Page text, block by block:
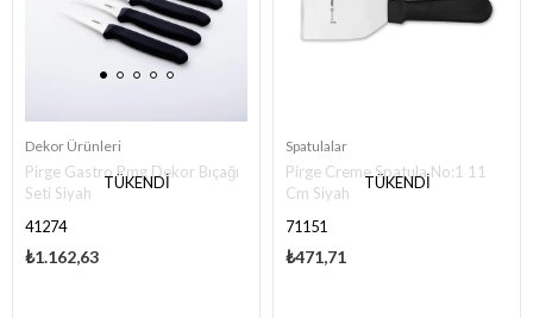
TÜKENDI
Dekor Ürünleri
Pirge Gastro Pmg Dekor Bıçağı
Seti Siyah
41274
₺1.162,63
TÜKENDI
Spatulalar
Pirge Creme Spatula No:1 11
Cm Siyah
71151
₺471,71